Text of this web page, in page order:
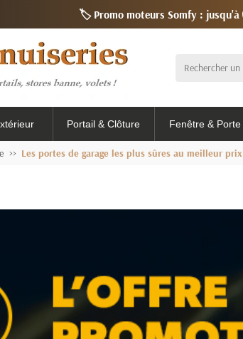
🏷️ Promo moteurs Somfy : jusqu'à
Portail & Clôture Fenêtre & Porte
Les portes de garage les plus sûres au meilleur prix